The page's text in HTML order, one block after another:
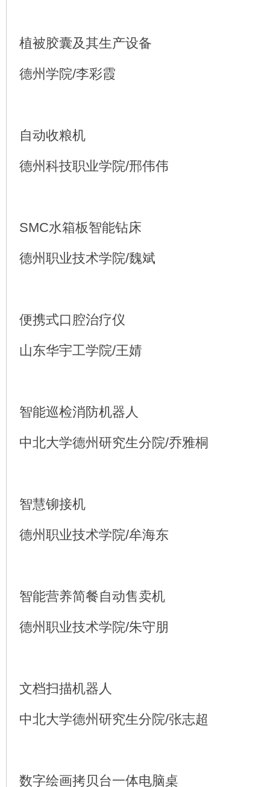
植被胶囊及其生产设备
德州学院/李彩霞
自动收粮机
德州科技职业学院/邢伟伟
SMC水箱板智能钻床
德州职业技术学院/魏斌
便携式口腔治疗仪
山东华宇工学院/王婧
智能巡检消防机器人
中北大学德州研究生分院/乔雅桐
智慧铆接机
德州职业技术学院/牟海东
智能营养简餐自动售卖机
德州职业技术学院/朱守朋
文档扫描机器人
中北大学德州研究生分院/张志超
数字绘画拷贝台一体电脑桌